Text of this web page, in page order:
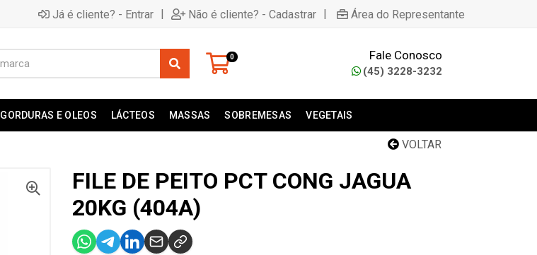
Já é cliente? - Entrar | Não é cliente? - Cadastrar | Área do Representante
0 Fale Conosco
(45) 3228-3232
GORDURAS E OLEOS LÁCTEOS MASSAS SOBREMESAS VEGETAIS
VOLTAR
FILE DE PEITO PCT CONG JAGUA
20KG (404A)